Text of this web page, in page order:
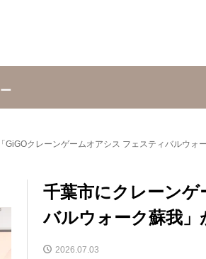
GiGOクレーンゲームオアシス フェスティバルウォ
千葉市にクレーン
バルウォーク蘇我」
2026.07.03